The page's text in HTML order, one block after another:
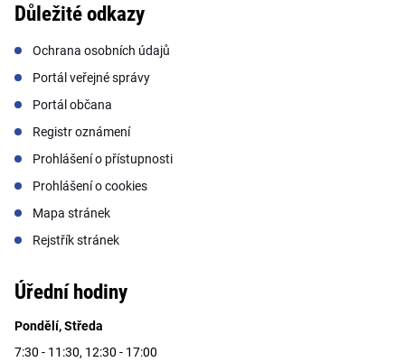
Důležité odkazy
Ochrana osobních údajů
Portál veřejné správy
Portál občana
Registr oznámení
Prohlášení o přístupnosti
Prohlášení o cookies
Mapa stránek
Rejstřík stránek
Úřední hodiny
Pondělí, Středa
7:30 - 11:30, 12:30 - 17:00